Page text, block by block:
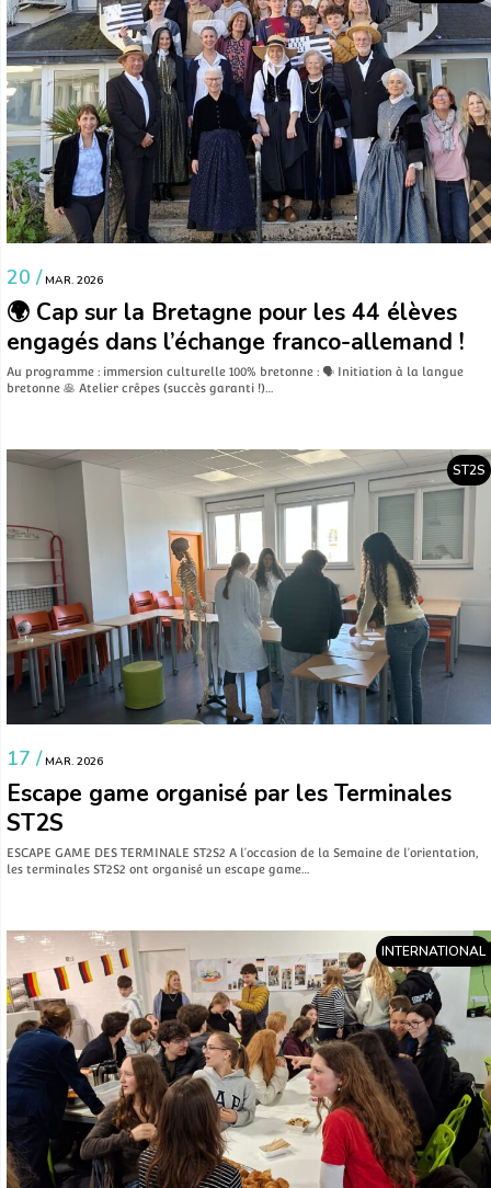
20 / MAR. 2026
🌍 Cap sur la Bretagne pour les 44 élèves
engagés dans l’échange franco-allemand !
Au programme : immersion culturelle 100% bretonne : 🗣️ Initiation à la langue
bretonne 🥞 Atelier crêpes (succès garanti !)…
ST2S
17 / MAR. 2026
Escape game organisé par les Terminales
ST2S
ESCAPE GAME DES TERMINALE ST2S2 A l’occasion de la Semaine de l’orientation,
les terminales ST2S2 ont organisé un escape game…
INTERNATIONAL